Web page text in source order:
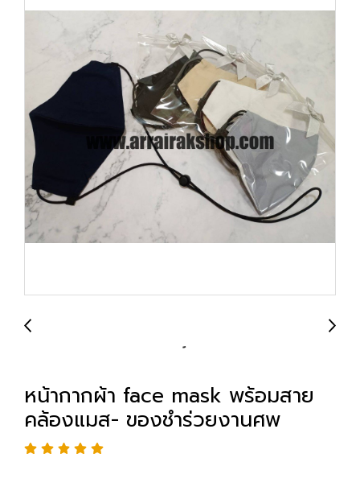
หน้ากากผ้า face mask พร้อมสาย
คล้องแมส- ของชำร่วยงานศพ